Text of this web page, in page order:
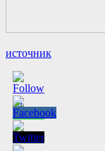
источник